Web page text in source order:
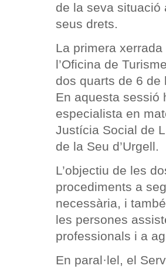
de la seva situació
seus drets.
La primera
l’Oficina de
dos quarts de 6 de
En aquesta sessió
especialista en
Justícia Social de
de la Seu d’Urgell.
L’objectiu de les
procediments a
necessària, i
les persones
professionals i a
En paral·lel, el